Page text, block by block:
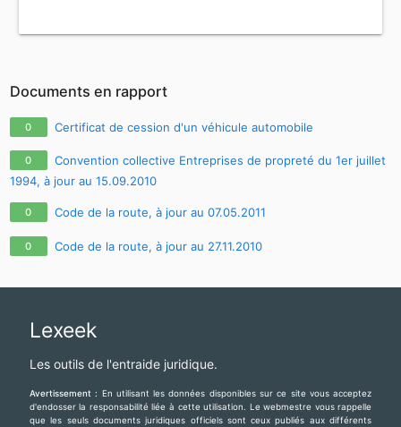
Documents en rapport
0 Certificat de cession d'un véhicule automobile
0
Convention collective Entreprises de propreté du 1er juillet
1994, à jour au 15.09.2010
0 Code de la route, à jour au 07.05.2011
0 Code de la route, à jour au 27.11.2010
Lexeek
Les outils de l'entraide juridique.
Avertissement : En utilisant les données disponibles sur ce site vous acceptez
d'endosser la responsabilité liée à cette utilisation. Le webmestre vous rappelle
que les seuls documents juridiques officiels sont ceux publiés aux différents